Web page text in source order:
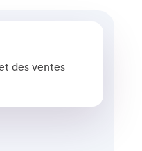
des ventes